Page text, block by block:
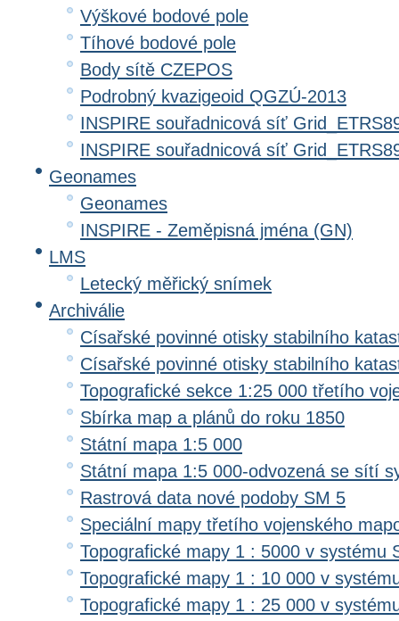
Výškové bodové pole
Tíhové bodové pole
Body sítě CZEPOS
Podrobný kvazigeoid QGZÚ-2013
INSPIRE souřadnicová síť
INSPIRE souřadnicová síť
Geonames
Geonames
INSPIRE - Zeměpisná jména (GN)
LMS
Letecký měřický snímek
Archiválie
Císařské povinné otisky stabilního
Císařské povinné otisky stabilního
Topografické sekce 1:25 000 třetího
Sbírka map a plánů do roku 1850
Státní mapa 1:5 000
Státní mapa 1:5 000-odvozená se sítí
Rastrová data nové podoby SM 5
Speciální mapy třetího vojenského
Topografické mapy 1 : 5000 v systému
Topografické mapy 1 : 10 000 v
Topografické mapy 1 : 25 000 v